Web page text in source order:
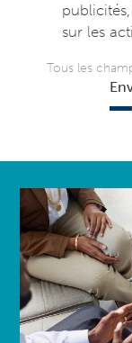
sur les
Tous les